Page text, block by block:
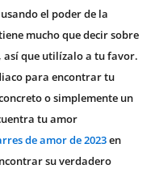
el poder de la
mucho que decir sobre
así que utilízalo a tu favor.
para encontrar tu
o simplemente un
tu amor
de amor de 2023en
su verdadero